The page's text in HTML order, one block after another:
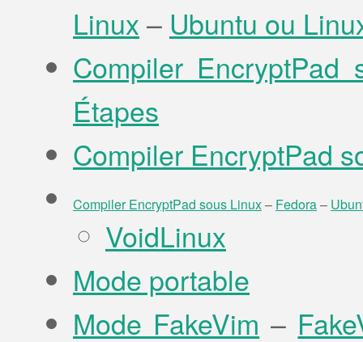
Linux – Ubuntu ou
Compiler EncryptPad
Étapes
Compiler EncryptPad
Compiler EncryptPad sous Linux– Fedora–
VoidLinux
Mode portable
Mode FakeVim –